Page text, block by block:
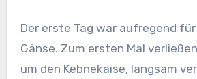
Der erste Tag war aufregend
Gänse. Zum ersten Mal
um den Kebnekaise, langsam